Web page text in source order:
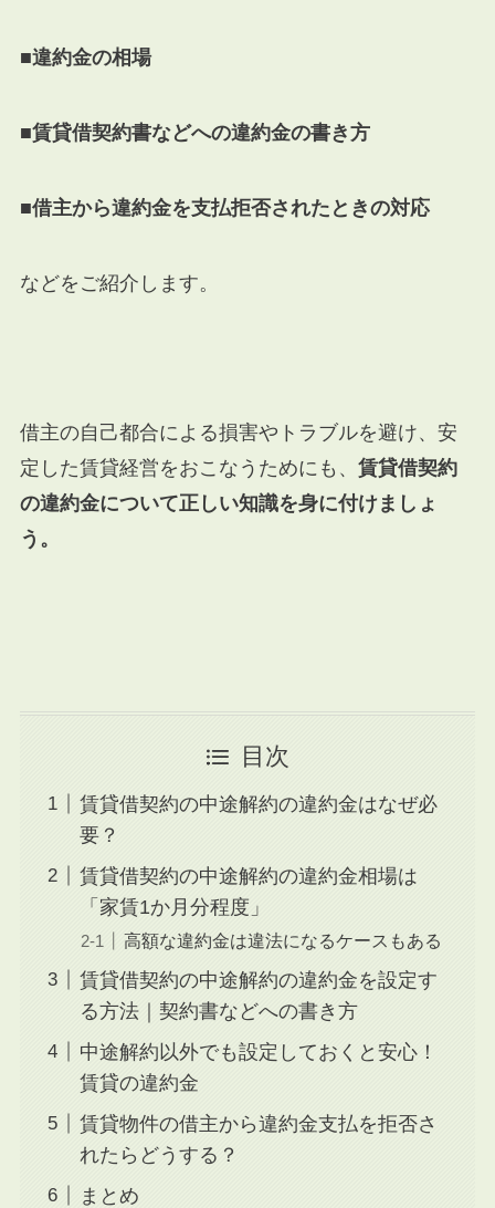
■違約金の相場
■賃貸借契約書などへの違約金の書き方
■借主から違約金を支払拒否されたときの対応
などをご紹介します。
借主の自己都合による損害やトラブルを避け、安
定した賃貸経営をおこなうためにも、 賃貸借契約
の違約金について正しい知識を身に付けましょ
う。
目次
賃貸借契約の中途解約の違約金はなぜ必
要？
賃貸借契約の中途解約の違約金相場は
「家賃1か月分程度」
高額な違約金は違法になるケースもある
賃貸借契約の中途解約の違約金を設定す
る方法｜契約書などへの書き方
中途解約以外でも設定しておくと安心！
賃貸の違約金
賃貸物件の借主から違約金支払を拒否さ
れたらどうする？
まとめ